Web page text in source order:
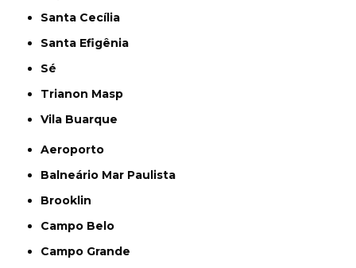
Santa Cecília
Santa Efigênia
Sé
Trianon Masp
Vila Buarque
Aeroporto
Balneário Mar Paulista
Brooklin
Campo Belo
Campo Grande